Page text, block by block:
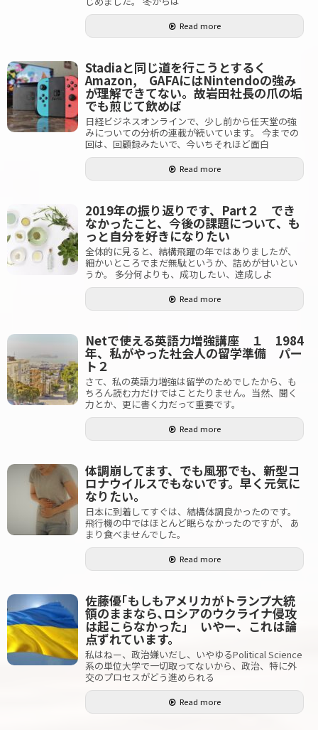
Read more
Stadiaと同じ道を行こうとするく
Amazon, GAFAにはNintendoの強み
が理解できてない。故岩田社長の爪の垢
でも煎じて飲めば
日経ビジネスオンラインで、少し前から任天堂の強
みについての分析の連載が続いています。 今までの
回は、回顧録みたいで、今いちそれほど面白
Read more
2019年の振り返りです、Part２ でき
なかったこと、今後の課題について、も
っと自分を好きになりたい
全体的に見ると、結構飛躍の年ではありましたが、
細かいところでまだ無駄というか、詰めが甘いとい
うか。 多分何よりも、成功したい、達成しよ
Read more
Netで使える英語力増強講座 １ 1984
年、私がやった社会人の留学準備 パー
ト２
さて、私の英語力増強は留学のためでしたから、も
ちろん読む力だけではことたりません。当然、聞く
力とか、更に書く力だって重要です。
Read more
体調崩してます、でも風邪でも、新型コ
ロナウイルスでもないです。早く元気に
なりたい。
日本に到着してすぐは、結構体調良かったのです。
飛行機の中ではほとんど眠らなかったのですが、 あ
まり食べませんでした。
Read more
佐藤優｢もしもアメリカがトランプ大統
領のままなら､ロシアのウクライナ侵攻
は起こらなかった｣ いやー、これは論
点ずれています。
私はねー、政治嫌いだし、いやゆるPolitical Science
系の単位大学で一切取ってないから、政治、特に外
交のプロセスがどう進められる
Read more